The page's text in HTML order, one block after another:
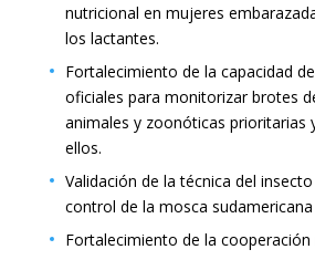
nutricional en mujeres
los lactantes.
Fortalecimiento de la capacidad
oficiales para monitorizar brotes
animales y zoonóticas prioritarias
ellos.
Validación de la técnica del
control de la mosca
Fortalecimiento de la cooperación